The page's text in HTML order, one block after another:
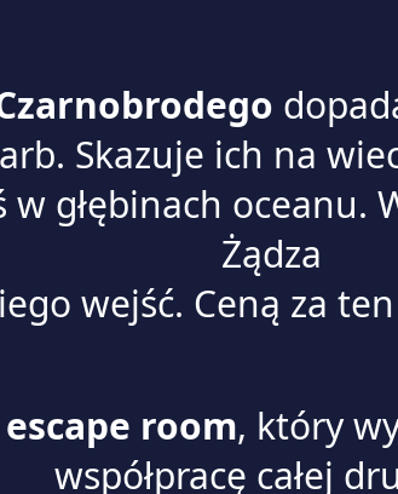
Skazuje ich na
głębinach oceanu.
Żądza
wejść. Ceną za
room, który
współpracę całej